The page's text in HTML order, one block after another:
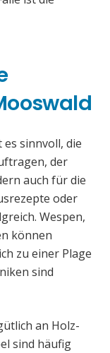
es sinnvoll, die
der
auch für die
oder
Wespen,
können
zu einer Plage
sind
an Holz-
sind häufig